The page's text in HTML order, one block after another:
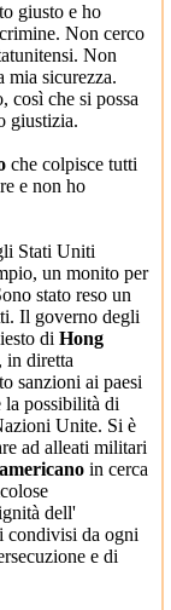
giusto e ho
Non cerco
Non
mia sicurezza.
così che si possa
giustizia.
che colpisce tutti
e non ho
Stati Uniti
un monito per
stato reso un
Il governo degli
di Hong
in diretta
sanzioni ai paesi
la possibilità di
Unite. Si è
ad alleati militari
in cerca
dell'
condivisi da ogni
e di